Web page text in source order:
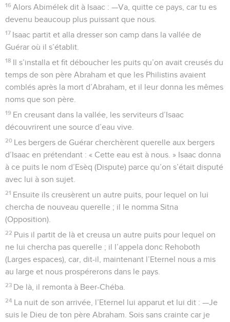
16 Alors Abimélek dit à Isaac : —Va, quitte ce pays, car tu es
devenu beaucoup plus puissant que nous.
17 Isaac partit et alla dresser son camp dans la vallée de
Guérar où il s’établit.
18 Il s’installa et fit déboucher les puits qu’on avait creusés du
temps de son père Abraham et que les Philistins avaient
comblés après la mort d’Abraham, et il leur donna les mêmes
noms que son père.
19 En creusant dans la vallée, les serviteurs d’Isaac
découvrirent une source d’eau vive.
20 Les bergers de Guérar cherchèrent querelle aux bergers
d’Isaac en prétendant : « Cette eau est à nous. » Isaac donna
à ce puits le nom d’Esèq (Dispute) parce qu’on s’était disputé
avec lui à son sujet.
21 Ensuite ils creusèrent un autre puits, pour lequel on lui
chercha de nouveau querelle ; il le nomma Sitna
(Opposition).
22 Puis il partit de là et creusa un autre puits pour lequel on
ne lui chercha pas querelle ; il l’appela donc Rehoboth
(Larges espaces), car, dit-il, maintenant l’Eternel nous a mis
au large et nous prospérerons dans le pays.
23 De là, il remonta à Beer-Chéba.
24 La nuit de son arrivée, l’Eternel lui apparut et lui dit : —Je
suis le Dieu de ton père Abraham. Sois sans crainte car je